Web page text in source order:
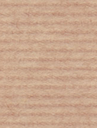
Ροδόπη: